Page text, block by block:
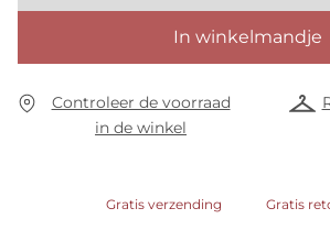
In winkelmandje
Controleer de voorraad
in de winkel
Gratis verzending Gratis